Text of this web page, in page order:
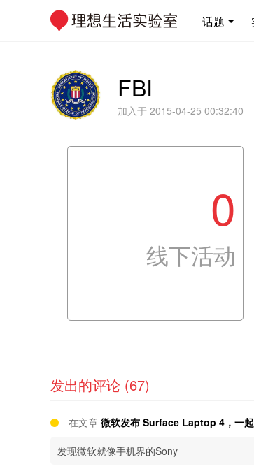
话题
FBI
加入于 2015-04-25 00:32:40
0
线下活动
发出的评论 (67)
在文章 微软发布 Surface Laptop 4，一
发现微软就像手机界的Sony